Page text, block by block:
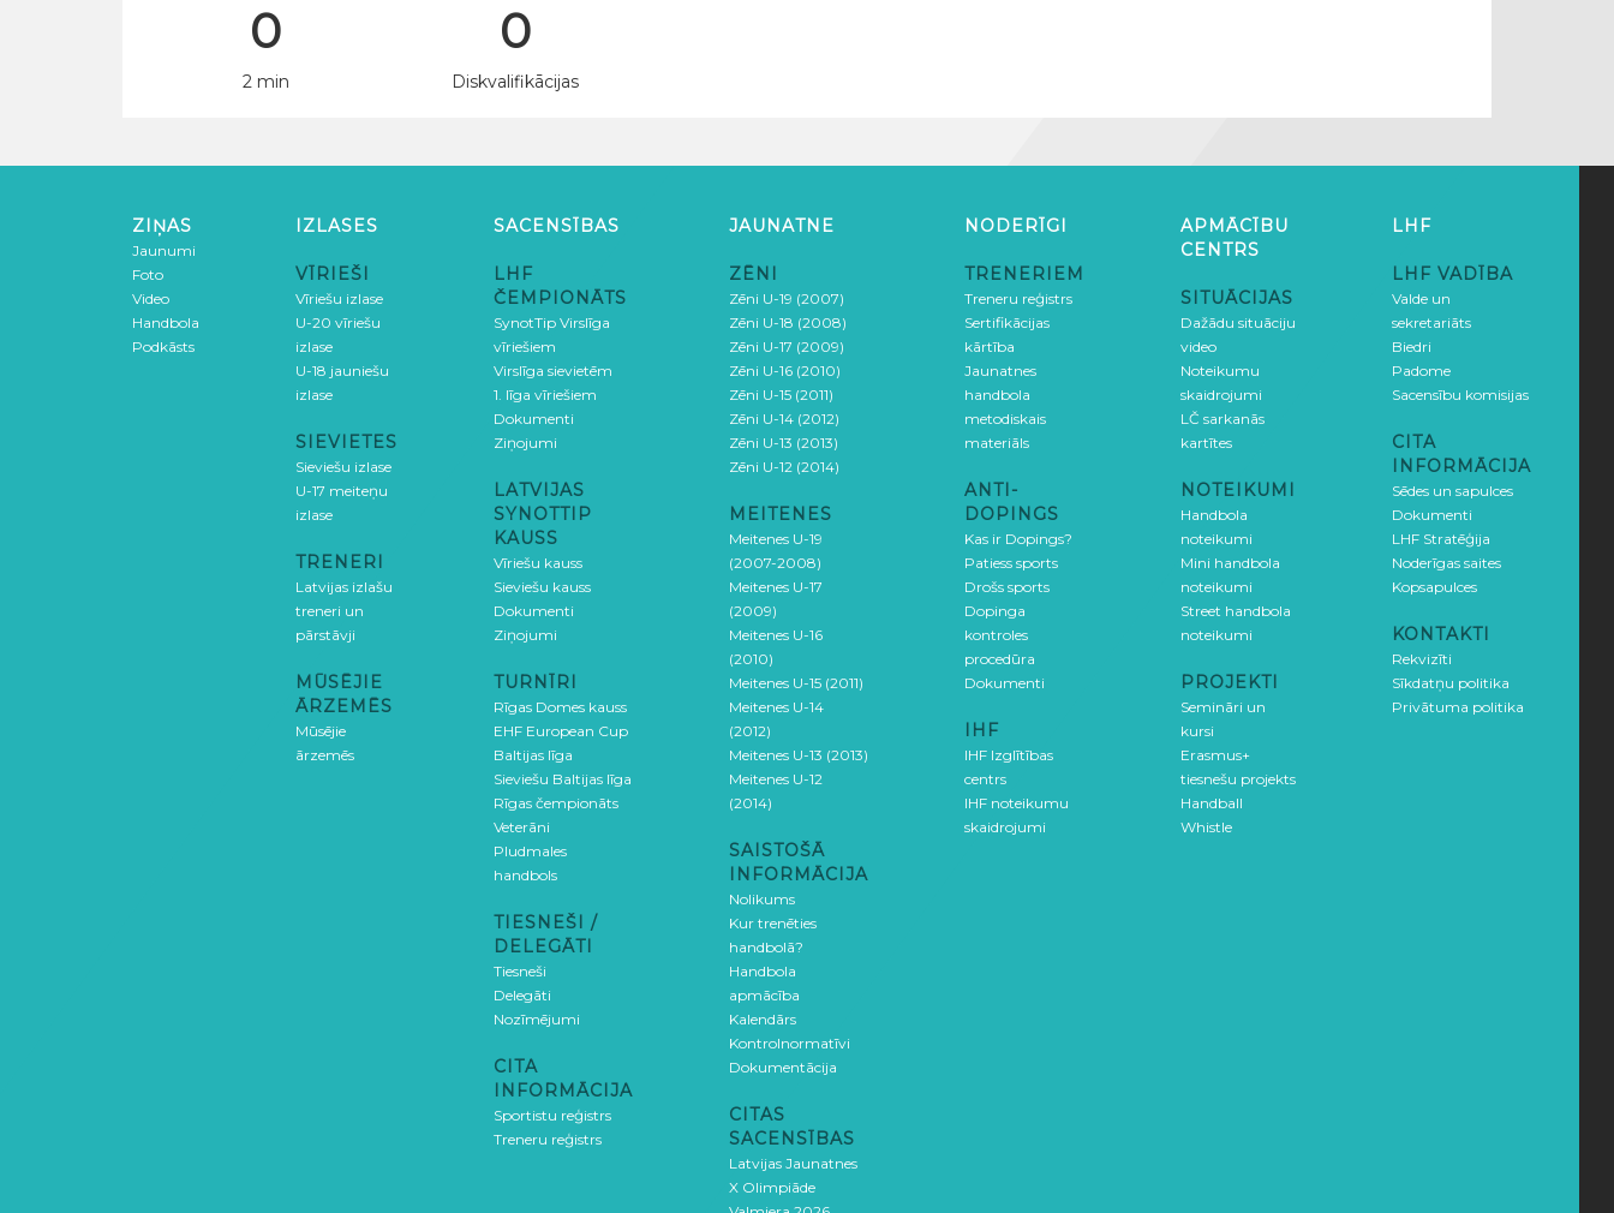
0
2 min
0
Diskvalifikācijas
ZIŅAS
Jaunumi
Foto
Video
Handbola
Podkāsts
IZLASES
VĪRIEŠI
Vīriešu izlase
U-20 vīriešu
izlase
U-18 jauniešu
izlase
SIEVIETES
Sieviešu izlase
U-17 meiteņu
izlase
TRENERI
Latvijas izlašu
treneri un
pārstāvji
MŪSĒJIE
ĀRZEMĒS
Mūsējie
ārzemēs
SACENSĪBAS
LHF
ČEMPIONĀTS
SynotTip Virslīga
vīriešiem
Virslīga sievietēm
1. līga vīriešiem
Dokumenti
Ziņojumi
LATVIJAS
SYNOTTIP
KAUSS
Vīriešu kauss
Sieviešu kauss
Dokumenti
Ziņojumi
TURNĪRI
Rīgas Domes kauss
EHF European Cup
Baltijas līga
Sieviešu Baltijas līga
Rīgas čempionāts
Veterāni
Pludmales
handbols
TIESNEŠI /
DELEGĀTI
Tiesneši
Delegāti
Nozīmējumi
CITA
INFORMĀCIJA
Sportistu reģistrs
Treneru reģistrs
JAUNATNE
ZĒNI
Zēni U-19 (2007)
Zēni U-18 (2008)
Zēni U-17 (2009)
Zēni U-16 (2010)
Zēni U-15 (2011)
Zēni U-14 (2012)
Zēni U-13 (2013)
Zēni U-12 (2014)
MEITENES
Meitenes U-19
(2007-2008)
Meitenes U-17
(2009)
Meitenes U-16
(2010)
Meitenes U-15 (2011)
Meitenes U-14
(2012)
Meitenes U-13 (2013)
Meitenes U-12
(2014)
SAISTOŠĀ
INFORMĀCIJA
Nolikums
Kur trenēties
handbolā?
Handbola
apmācība
Kalendārs
Kontrolnormatīvi
Dokumentācija
CITAS
SACENSĪBAS
Latvijas Jaunatnes
X Olimpiāde
NODERĪGI
TRENERIEM
Treneru reģistrs
Sertifikācijas
kārtība
Jaunatnes
handbola
metodiskais
materiāls
ANTI-
DOPINGS
Kas ir Dopings?
Patiess sports
Drošs sports
Dopinga
kontroles
procedūra
Dokumenti
IHF
IHF Izglītības
centrs
IHF noteikumu
skaidrojumi
APMĀCĪBU
CENTRS
SITUĀCIJAS
Dažādu situāciju
video
Noteikumu
skaidrojumi
LČ sarkanās
kartītes
NOTEIKUMI
Handbola
noteikumi
Mini handbola
noteikumi
Street handbola
noteikumi
PROJEKTI
Semināri un
kursi
Erasmus+
tiesnešu projekts
Handball
Whistle
LHF
LHF VADĪBA
Valde un
sekretariāts
Biedri
Padome
Sacensību komisijas
CITA
INFORMĀCIJA
Sēdes un sapulces
Dokumenti
LHF Stratēģija
Noderīgas saites
Kopsapulces
KONTAKTI
Rekvizīti
Sīkdatņu politika
Privātuma politika